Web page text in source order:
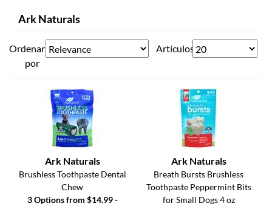
Ark Naturals
Ordenar
por
Artículos
Ark Naturals
Brushless Toothpaste Dental
Chew
3 Options from $14.99 -
Ark Naturals
Breath Bursts Brushless
Toothpaste Peppermint Bits
for Small Dogs 4 oz